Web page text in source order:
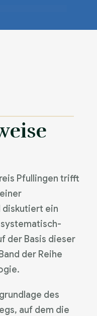
Pfullingen trifft
diskutiert ein
der Basis dieser
der Reihe
des
auf dem die